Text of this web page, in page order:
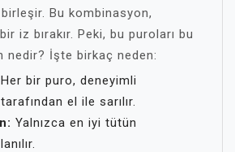
Bu kombinasyon,
iz bırakır. Peki, bu puroları bu
nedir? İşte birkaç neden:
Her bir puro, deneyimli
el ile sarılır.
Yalnızca en iyi tütün